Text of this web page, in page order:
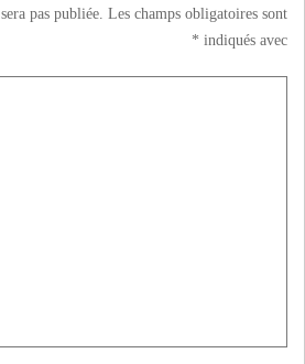
pas publiée. Les champs obligatoires sont
indiqués avec
*